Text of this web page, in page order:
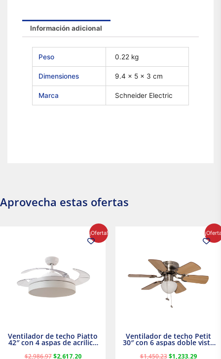
Información adicional
Peso 0.22 kg
Dimensiones 9.4 × 5 × 3 cm
Marca Schneider Electric
Aprovecha estas ofertas
¡Oferta!
Ventilador de techo Piatto
42″ con 4 aspas de acrilico
transparente
$2,986.97
$2,986.97.
$2,617.20
precio
actual
Ventilador de techo Petit
30″ con 6 aspas doble vista
Satinado Masterfan
$1,450.23
$1,450.23.
$1,233.29
precio
actual